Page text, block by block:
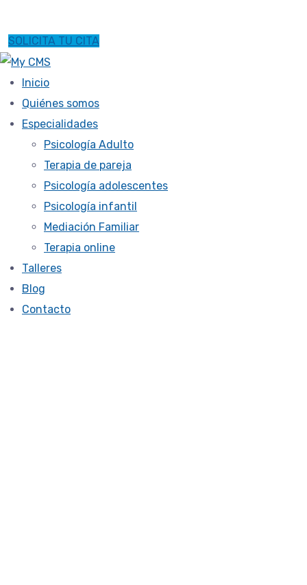
SOLICITA TU CITA
Inicio
Quiénes somos
Especialidades
Psicología Adulto
Terapia de pareja
Psicología adolescentes
Psicología infantil
Mediación Familiar
Terapia online
Talleres
Blog
Contacto